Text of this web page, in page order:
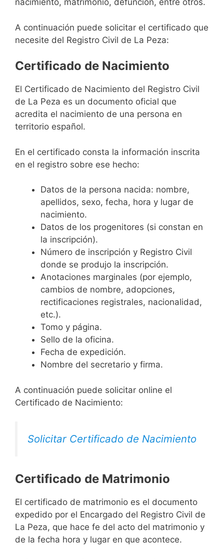
nacimiento, matrimonio, defunción, entre otros.
A continuación puede solicitar el certificado que
necesite del Registro Civil de La Peza:
Certificado de Nacimiento
El Certificado de Nacimiento del Registro Civil
de La Peza es un documento oficial que
acredita el nacimiento de una persona en
territorio español.
En el certificado consta la información inscrita
en el registro sobre ese hecho:
Datos de la persona nacida: nombre,
apellidos, sexo, fecha, hora y lugar de
nacimiento.
Datos de los progenitores (si constan en
la inscripción).
Número de inscripción y Registro Civil
donde se produjo la inscripción.
Anotaciones marginales (por ejemplo,
cambios de nombre, adopciones,
rectificaciones registrales, nacionalidad,
etc.).
Tomo y página.
Sello de la oficina.
Fecha de expedición.
Nombre del secretario y firma.
A continuación puede solicitar online el
Certificado de Nacimiento:
Solicitar Certificado de Nacimiento
Certificado de Matrimonio
El certificado de matrimonio es el documento
expedido por el Encargado del Registro Civil de
La Peza, que hace fe del acto del matrimonio y
de la fecha hora y lugar en que acontece.